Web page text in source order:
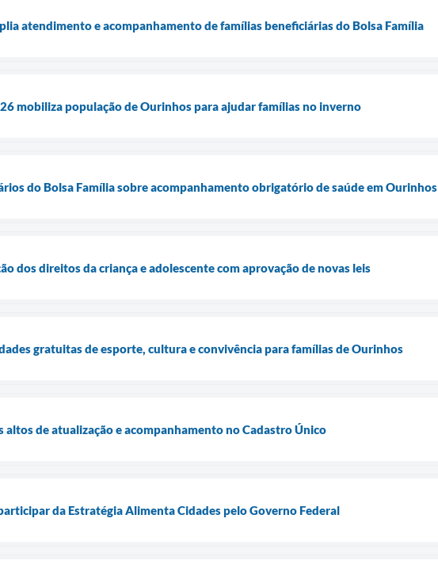
atendimento e acompanhamento de famílias beneficiárias do Bolsa Família
mobiliza população de Ourinhos para ajudar famílias no inverno
do Bolsa Família sobre acompanhamento obrigatório de saúde em Ourinhos
dos direitos da criança e adolescente com aprovação de novas leis
gratuitas de esporte, cultura e convivência para famílias de Ourinhos
de atualização e acompanhamento no Cadastro Único
da Estratégia Alimenta Cidades pelo Governo Federal